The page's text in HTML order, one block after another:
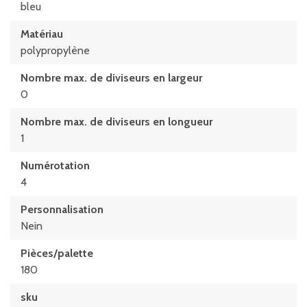
98 mm
296 mm
299 mm
bleu
Matériau
polypropylène
Nombre max. de diviseurs en largeur
0
Nombre max. de diviseurs en longueur
1
Numérotation
4
Personnalisation
Nein
Pièces/palette
180
sku